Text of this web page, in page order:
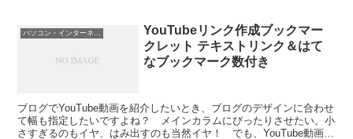
YouTubeリンク作成ブックマー
クレット テキストリンク＆はて
なブックマーク数付き
ブログでYouTube動画を紹介したいとき、ブログのデザインに合わせ
て幅も指定したいですよね？ メインカラムにぴったりさせたい。小
さすぎるのもイヤ、はみ出すのも当然イヤ！ でも、YouTube動画へ